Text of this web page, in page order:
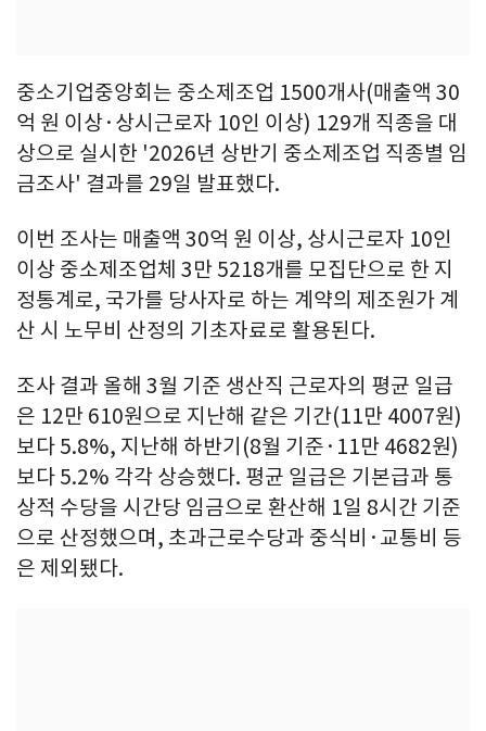
중소기업중앙회는 중소제조업 1500개사(매출액 30
억 원 이상·상시근로자 10인 이상) 129개 직종을 대
상으로 실시한 '2026년 상반기 중소제조업 직종별 임
금조사' 결과를 29일 발표했다.
이번 조사는 매출액 30억 원 이상, 상시근로자 10인
이상 중소제조업체 3만 5218개를 모집단으로 한 지
정통계로, 국가를 당사자로 하는 계약의 제조원가 계
산 시 노무비 산정의 기초자료로 활용된다.
조사 결과 올해 3월 기준 생산직 근로자의 평균 일급
은 12만 610원으로 지난해 같은 기간(11만 4007원)
보다 5.8%, 지난해 하반기(8월 기준·11만 4682원)
보다 5.2% 각각 상승했다. 평균 일급은 기본급과 통
상적 수당을 시간당 임금으로 환산해 1일 8시간 기준
으로 산정했으며, 초과근로수당과 중식비·교통비 등
은 제외됐다.